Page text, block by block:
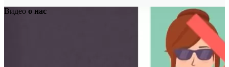
Видео о нас